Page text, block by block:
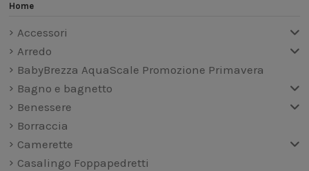
Home
Accessori
Arredo
BabyBrezza AquaScale Promozione Primavera
Bagno e bagnetto
Benessere
Borraccia
Camerette
Casalingo Foppapedretti